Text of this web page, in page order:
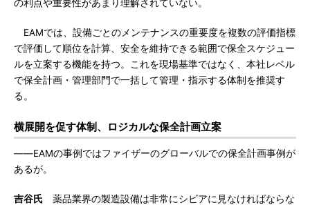
の利点や重要性があまり理解されていない。
EAMでは、設備ごとのメンテナンスの重要度を複数の評価指標
で評価して順位を計算、安全を維持できる範囲で保全スケジュー
ルを立案する機能を持つ。これを現場基準ではなく、本社レベル
で保全計画・管理部門で一括して管理・指示する体制を推奨す
る。
横展開を促す体制、ロジカルな保全計画立案
――EAMの事例ではファイザーのグローバルでの保全計画事例が
あるが。
吉谷氏 薬品業界の製造設備は非常にシビアに見なければならな